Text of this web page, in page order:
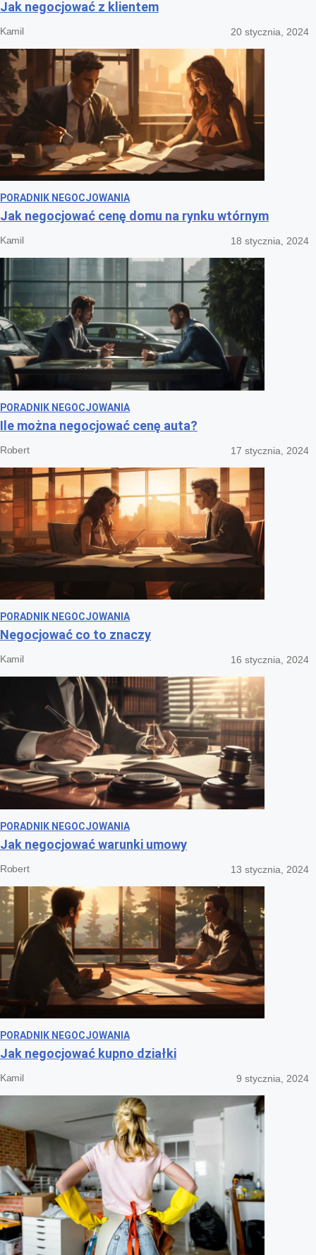
Jak negocjować z klientem
Kamil 20 stycznia, 2024
PORADNIK NEGOCJOWANIA
Jak negocjować cenę domu na rynku wtórnym
Kamil 18 stycznia, 2024
PORADNIK NEGOCJOWANIA
Ile można negocjować cenę auta?
Robert 17 stycznia, 2024
PORADNIK NEGOCJOWANIA
Negocjować co to znaczy
Kamil 16 stycznia, 2024
PORADNIK NEGOCJOWANIA
Jak negocjować warunki umowy
Robert 13 stycznia, 2024
PORADNIK NEGOCJOWANIA
Jak negocjować kupno działki
Kamil 9 stycznia, 2024